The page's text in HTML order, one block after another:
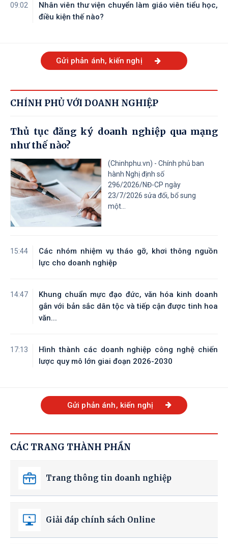
09:02
Nhân viên thư viện chuyển làm giáo viên tiểu học,
điều kiện thế nào?
Gửi phản ánh, kiến nghị
CHÍNH PHỦ VỚI DOANH NGHIỆP
Thủ tục đăng ký doanh nghiệp qua mạng
như thế nào?
(Chinhphu.vn) - Chính phủ ban
hành Nghị định số
296/2026/NĐ-CP ngày
23/7/2026 sửa đổi, bổ sung
một...
15:44
Các nhóm nhiệm vụ tháo gỡ, khơi thông nguồn
lực cho doanh nghiệp
14:47
Khung chuẩn mực đạo đức, văn hóa kinh doanh
gắn với bản sắc dân tộc và tiếp cận được tinh hoa
văn...
17:13
Hình thành các doanh nghiệp công nghệ chiến
lược quy mô lớn giai đoạn 2026-2030
Gửi phản ánh, kiến nghị
CÁC TRANG THÀNH PHẦN
Trang thông tin doanh nghiệp
Giải đáp chính sách Online